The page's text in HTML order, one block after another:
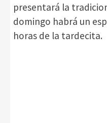
presentará la
domingo habrá un
horas de la tardecita.